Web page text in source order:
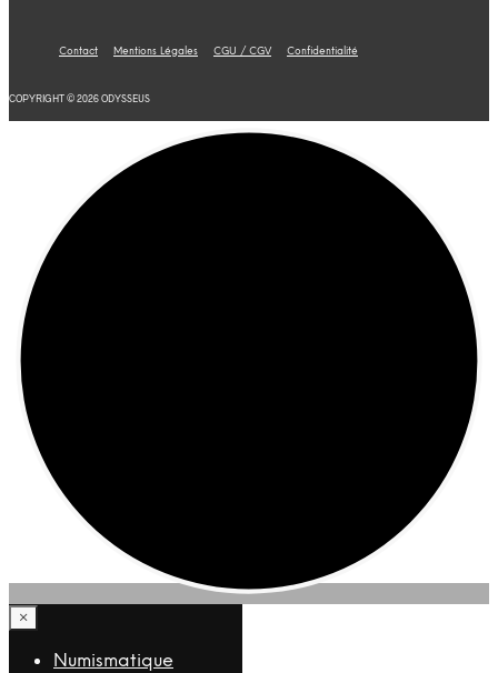
Contact Mentions Légales CGU / CGV Confidentialité
COPYRIGHT © 2026 ODYSSEUS
×
Numismatique